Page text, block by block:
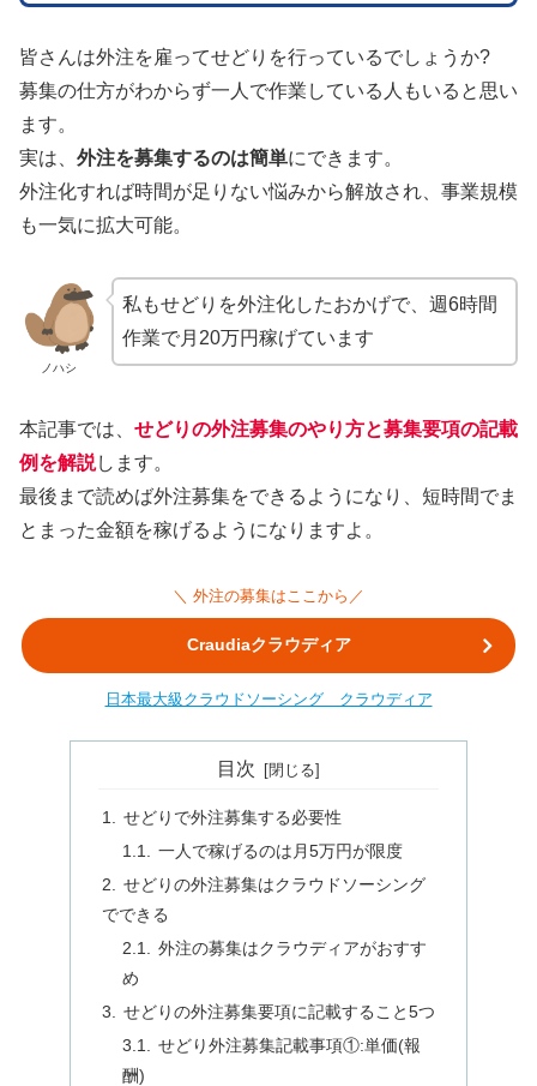
皆さんは外注を雇ってせどりを行っているでしょうか?
募集の仕方がわからず一人で作業している人もいると思い
ます。
実は、 外注を募集するのは簡単にできます。
外注化すれば時間が足りない悩みから解放され、事業規模
も一気に拡大可能。
ノハシ
私もせどりを外注化したおかげで、週6時間
作業で月20万円稼げています
本記事では、 せどりの外注募集のやり方と募集要項の記載
例を解説します。
最後まで読めば外注募集をできるようになり、短時間でま
とまった金額を稼げるようになりますよ。
＼ 外注の募集はここから／
Craudiaクラウディア
日本最大級クラウドソーシング クラウディア
目次
せどりで外注募集する必要性
一人で稼げるのは月5万円が限度
せどりの外注募集はクラウドソーシング
でできる
外注の募集はクラウディアがおすす
め
せどりの外注募集要項に記載すること5つ
せどり外注募集記載事項①:単価(報
酬)